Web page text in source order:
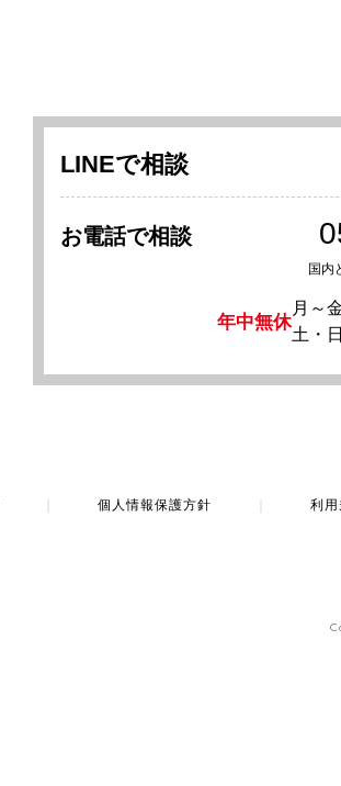
LINEで相談
お電話で相談
国内
年中無休
月～
土・日
個人情報保護方針 利